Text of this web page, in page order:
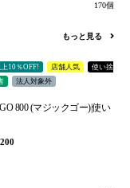
170個
もっと見る
10％OFF! 店舗人気
使い捨
法人対象外
800 (マジックゴー)|使い